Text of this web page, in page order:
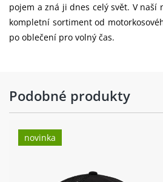
pojem a zná ji dnes celý svět. V naší
kompletní sortiment od
po oblečení pro volný čas.
Podobné produkty
novinka